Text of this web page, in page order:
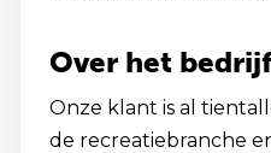
Over het bedrijf
Onze klant is al
de recreatiebranche